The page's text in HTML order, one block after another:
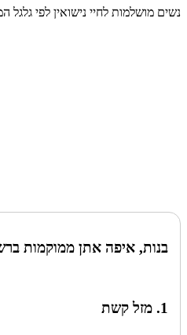
נשים מושלמות לחיי נישואין לפי גלגל
בנות, איפה אתן ממוקמות
1. מזל קשת